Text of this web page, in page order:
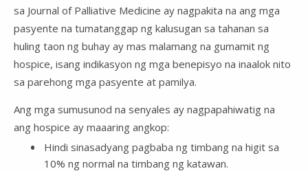
sa Journal of Palliative Medicine ay nagpakita na ang mga
pasyente na tumatanggap ng kalusugan sa tahanan sa
huling taon ng buhay ay mas malamang na gumamit ng
hospice, isang indikasyon ng mga benepisyo na inaalok nito
sa parehong mga pasyente at pamilya.
Ang mga sumusunod na senyales ay nagpapahiwatig na
ang hospice ay maaaring angkop:
Hindi sinasadyang pagbaba ng timbang na higit sa
10% ng normal na timbang ng katawan.